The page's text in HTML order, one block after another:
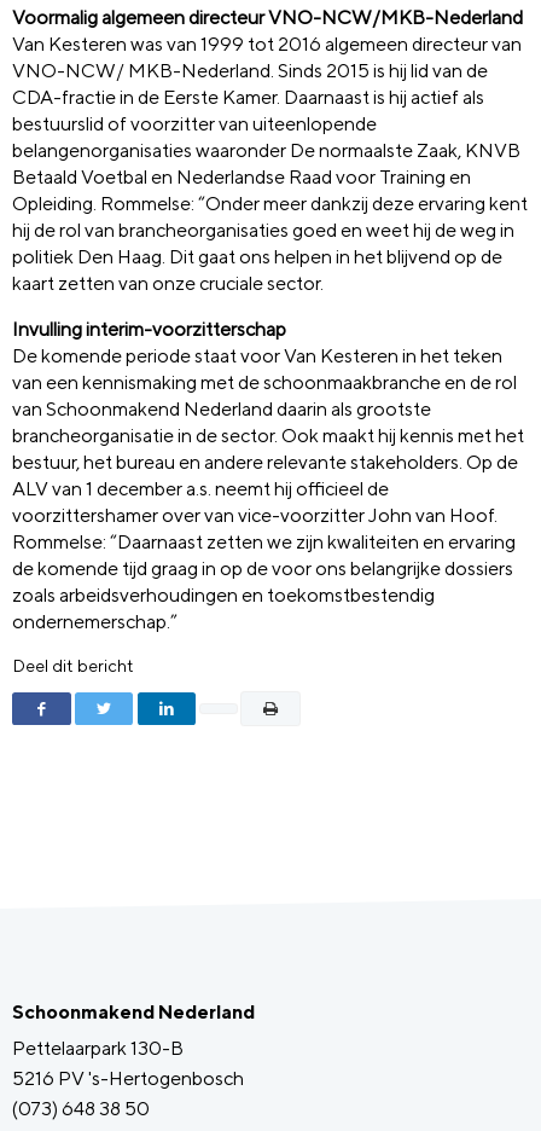
Voormalig algemeen directeur VNO-NCW/MKB-Nederland
Van Kesteren was van 1999 tot 2016 algemeen directeur van
VNO-NCW/ MKB-Nederland. Sinds 2015 is hij lid van de
CDA-fractie in de Eerste Kamer. Daarnaast is hij actief als
bestuurslid of voorzitter van uiteenlopende
belangenorganisaties waaronder De normaalste Zaak, KNVB
Betaald Voetbal en Nederlandse Raad voor Training en
Opleiding. Rommelse: “Onder meer dankzij deze ervaring kent
hij de rol van brancheorganisaties goed en weet hij de weg in
politiek Den Haag. Dit gaat ons helpen in het blijvend op de
kaart zetten van onze cruciale sector.
Invulling interim-voorzitterschap
De komende periode staat voor Van Kesteren in het teken
van een kennismaking met de schoonmaakbranche en de rol
van Schoonmakend Nederland daarin als grootste
brancheorganisatie in de sector. Ook maakt hij kennis met het
bestuur, het bureau en andere relevante stakeholders. Op de
ALV van 1 december a.s. neemt hij officieel de
voorzittershamer over van vice-voorzitter John van Hoof.
Rommelse: “Daarnaast zetten we zijn kwaliteiten en ervaring
de komende tijd graag in op de voor ons belangrijke dossiers
zoals arbeidsverhoudingen en toekomstbestendig
ondernemerschap.”
Deel dit bericht
Schoonmakend Nederland
Pettelaarpark 130-B
5216 PV 's-Hertogenbosch
(073) 648 38 50